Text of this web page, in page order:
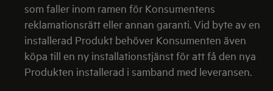
som faller inom ramen för Konsumentens
reklamationsrätt eller annan garanti. Vid byte av en
installerad Produkt behöver Konsumenten även
köpa till en ny installationstjänst för att få den nya
Produkten installerad i samband med leveransen.